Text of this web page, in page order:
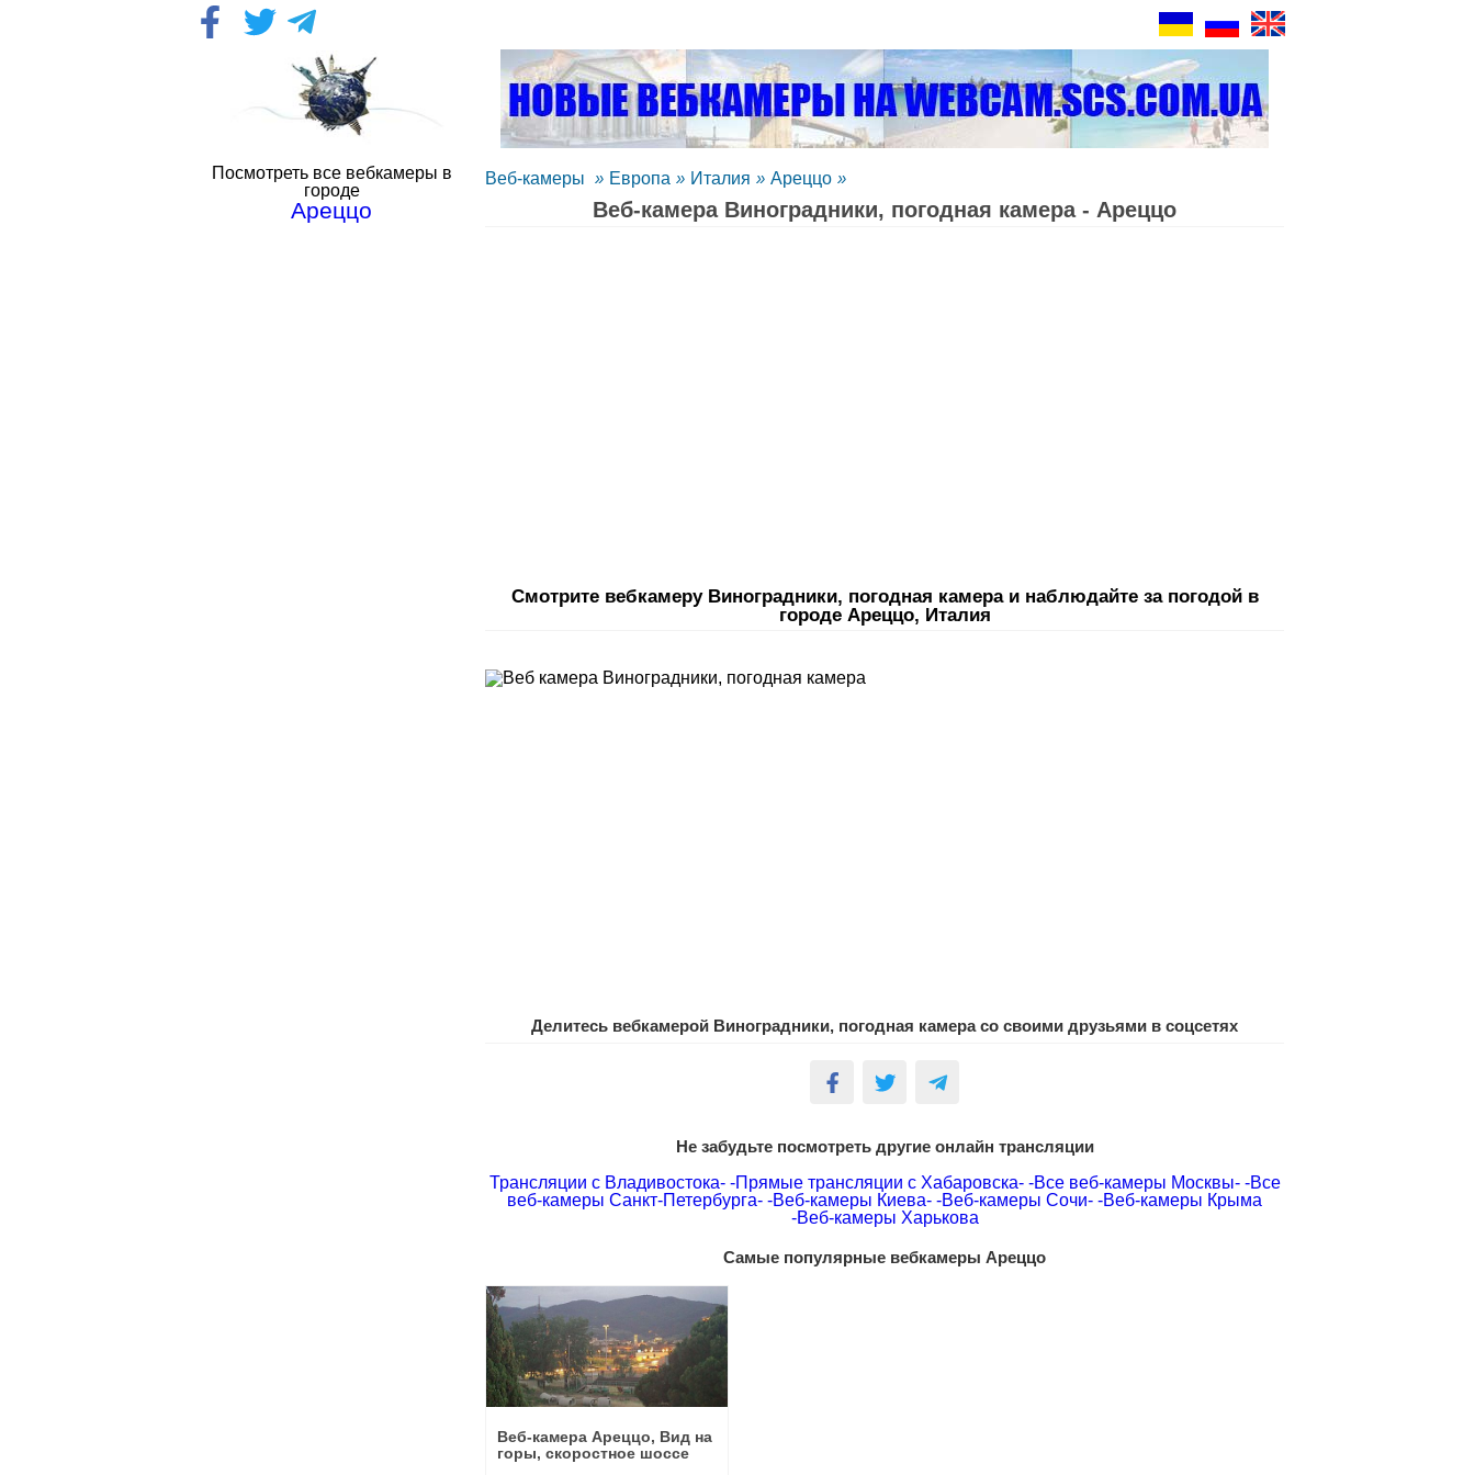
Посмотреть все вебкамеры в
городе
Ареццо
Веб-камеры » Европа » Италия » Ареццо »
Веб-камера Виноградники, погодная камера - Ареццо
Смотрите вебкамеру Виноградники, погодная камера и наблюдайте за погодой в
городе Ареццо, Италия
Делитесь вебкамерой Виноградники, погодная камера со своими друзьями в соцсетях
Не забудьте посмотреть другие онлайн трансляции
Трансляции с Владивостока- -Прямые трансляции с Хабаровска- -Все веб-камеры Москвы- -Все
веб-камеры Санкт-Петербурга- -Веб-камеры Киева- -Веб-камеры Сочи- -Веб-камеры Крыма
-Веб-камеры Харькова
Самые популярные вебкамеры Ареццо
Веб-камера Ареццо, Вид на
горы, скоростное шоссе